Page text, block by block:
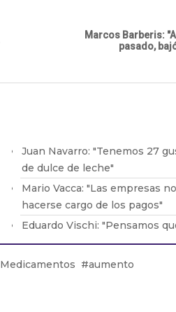
Marcos Barberis:
pasado,
Juan Navarro: "Tenemos 27
de dulce de leche"
Mario Vacca: "Las empresas
hacerse cargo de los pagos"
Eduardo Vischi: "Pensamos
modificar el DNU, no tirarlo
Lic. Eduardo Lavorato: "Que
Medicamentos aumento